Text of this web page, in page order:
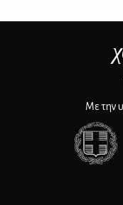
Με την